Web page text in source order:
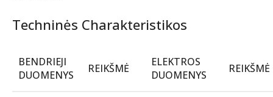
Techninės Charakteristikos
BENDRIEJI
DUOMENYS
REIKŠMĖ
ELEKTROS
DUOMENYS
REIKŠMĖ